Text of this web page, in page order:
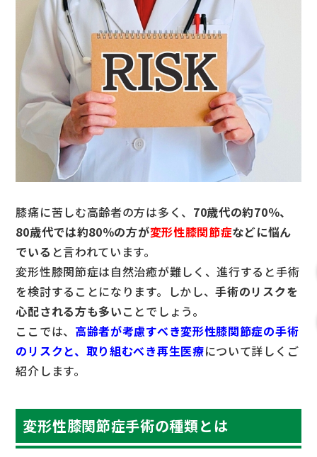
膝痛に苦しむ高齢者の方は多く、 70歳代の約70％、
80歳代では約80％の方が変形性膝関節症などに悩ん
でいる と言われています。
変形性膝関節症は自然治癒が難しく、進行すると手術
を検討することになります。しかし、手術のリスクを
心配される方も多いことでしょう。
ここでは、 高齢者が考慮すべき変形性膝関節症の手術
のリスクと、取り組むべき再生医療について詳しくご
紹介します。
変形性膝関節症手術の種類とは